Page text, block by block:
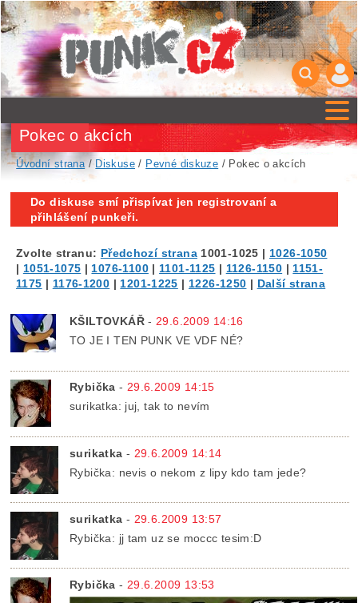
Pokec o akcích
Úvodní strana/ Diskuse / Pevné diskuze / Pokec o akcích
Do diskuse smí přispívat jen registrovaní a
přihlášení punkeři.
Zvolte stranu: Předchozí strana 1001-1025 | 1026-1050
| 1051-1075 | 1076-1100| 1101-1125 | 1126-1150 | 1151-
1175 | 1176-1200 | 1201-1225 | 1226-1250 | Další strana
KŠILTOVKÁŘ-29.6.2009 14:16
TO JE I TEN PUNK VE VDF NÉ?
Rybička - 29.6.2009 14:15
surikatka: juj, tak to nevím
surikatka - 29.6.2009 14:14
Rybička: nevis o nekom z lipy kdo tam jede?
surikatka - 29.6.2009 13:57
Rybička: jj tam uz se moccc tesim:D
Rybička - 29.6.2009 13:53